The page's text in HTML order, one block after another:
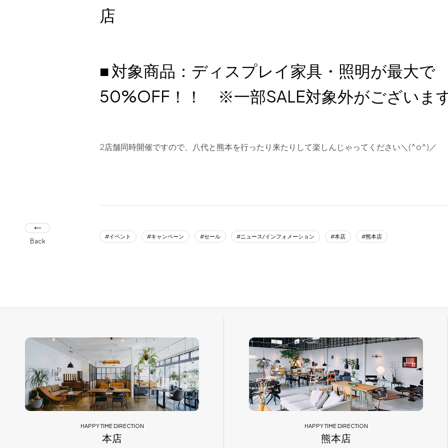
店
■ 対象商品：ディスプレイ家具・照明が最大で
50%OFF！！ ※一部SALE対象外がございま
2店舗同時開催ですので、八代と熊本を行ったり来たりして楽しんじゃってください＼(^o^)／
イベント キャンペーン セール ニュース/インフォメーション 本店 熊本店
Back
HAPPY TIME DIRECTION
本店
HAPPY TIME DIRECTION
熊本店